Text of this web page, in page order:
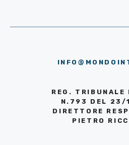
REG. TRIBUNALE
N.793 DEL
DIRETTORE
PIETRO